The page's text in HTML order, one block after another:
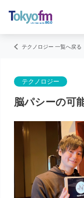
テクノロジー 一覧へ戻る
テクノロジー
脳パシーの可